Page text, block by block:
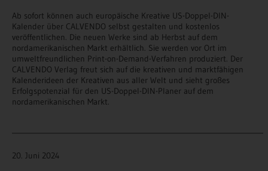
Ab sofort können auch europäische Kreative US-Doppel-DIN-
Kalender über CALVENDO selbst gestalten und kostenlos
veröffentlichen. Die neuen Werke sind ab Herbst auf dem
nordamerikanischen Markt erhältlich. Sie werden vor Ort im
umweltfreundlichen Print-on-Demand-Verfahren produziert. Der
CALVENDO Verlag freut sich auf die kreativen und marktfähigen
Kalenderideen der Kreativen aus aller Welt und sieht großes
Erfolgspotenzial für den US-Doppel-DIN-Planer auf dem
nordamerikanischen Markt.
20. Juni 2024